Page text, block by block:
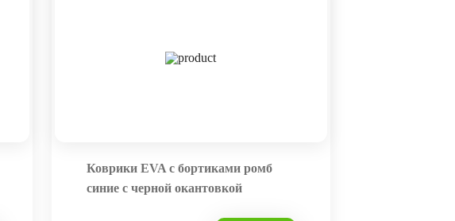
Коврики EVA с бортиками ромб
синие с черной окантовкой